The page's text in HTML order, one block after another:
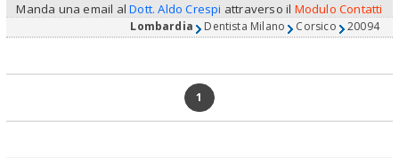
Manda una email alDott. Aldo Crespi attraverso il Modulo Contatti
Lombardia Dentista Milano Corsico 20094
1